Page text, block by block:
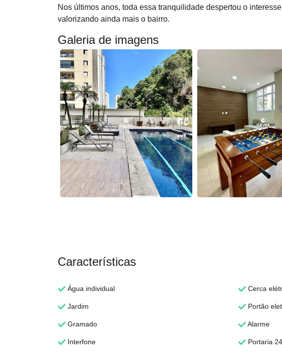
Nos últimos anos, toda essa tranquilidade despertou o
valorizando ainda mais o bairro.
Galeria de imagens
Características
Água individual Cerca
Jardim Portão
Gramado Alarme
Interfone Portaria